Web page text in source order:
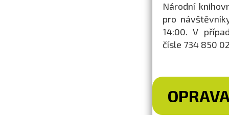
Národní
pro
14:00. V
čísle 734 850